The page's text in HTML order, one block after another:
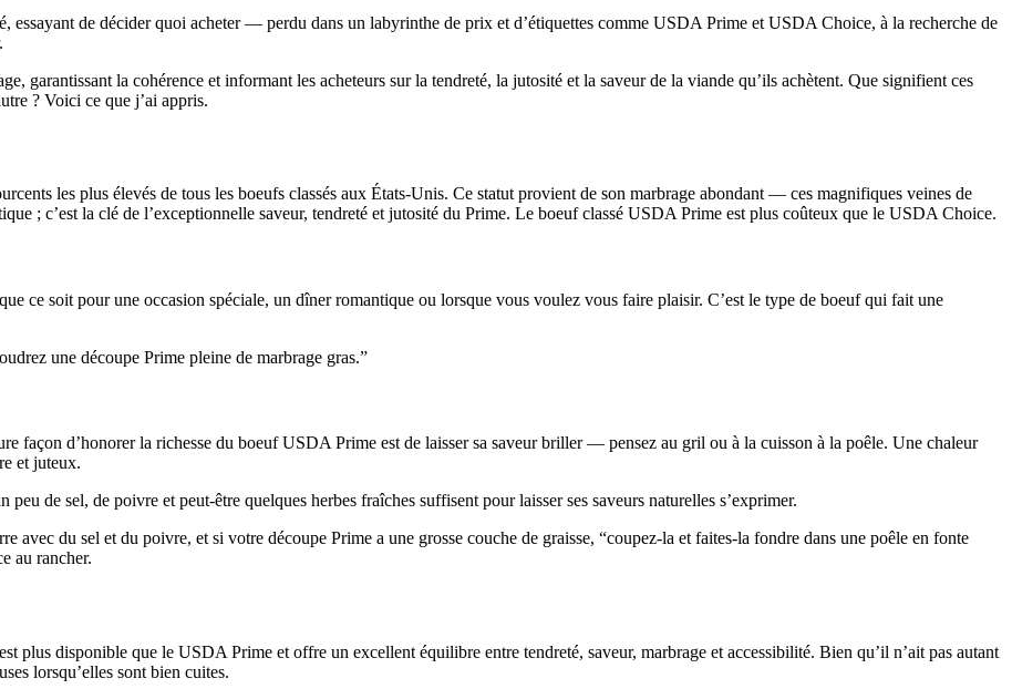
essayant de décider quoi acheter — perdu dans un labyrinthe de prix et d’étiquettes comme USDA Prime et USDA Choice, à la recherche de
garantissant la cohérence et informant les acheteurs sur la tendreté, la jutosité et la saveur de la viande qu’ils achètent. Que signifient ces
? Voici ce que j’ai appris.
les plus élevés de tous les boeufs classés aux États-Unis. Ce statut provient de son marbrage abondant — ces magnifiques veines de
; c’est la clé de l’exceptionnelle saveur, tendreté et jutosité du Prime. Le boeuf classé USDA Prime est plus coûteux que le USDA Choice.
ce soit pour une occasion spéciale, un dîner romantique ou lorsque vous voulez vous faire plaisir. C’est le type de boeuf qui fait une
une découpe Prime pleine de marbrage gras.”
façon d’honorer la richesse du boeuf USDA Prime est de laisser sa saveur briller — pensez au gril ou à la cuisson à la poêle. Une chaleur
et juteux.
de sel, de poivre et peut-être quelques herbes fraîches suffisent pour laisser ses saveurs naturelles s’exprimer.
avec du sel et du poivre, et si votre découpe Prime a une grosse couche de graisse, “coupez-la et faites-la fondre dans une poêle en fonte
au rancher.
plus disponible que le USDA Prime et offre un excellent équilibre entre tendreté, saveur, marbrage et accessibilité. Bien qu’il n’ait pas autant
lorsqu’elles sont bien cuites.